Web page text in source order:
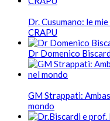
Dr. Cusumano: le
CRAPU
Dr Domenico
GM Strappati:
mondo